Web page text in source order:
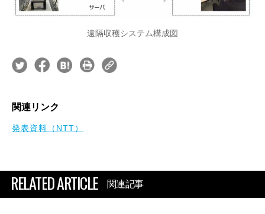
遠隔収穫システム構成図
関連リンク
発表資料（NTT）
RELATED ARTICLE 関連記事